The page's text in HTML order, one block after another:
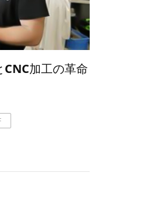
CNC加工の革命